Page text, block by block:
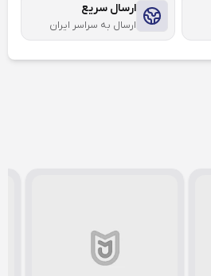
ارسال سریع
ارسال به سراسر ایران